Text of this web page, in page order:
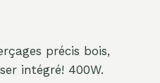
précis bois,
intégré! 400W.